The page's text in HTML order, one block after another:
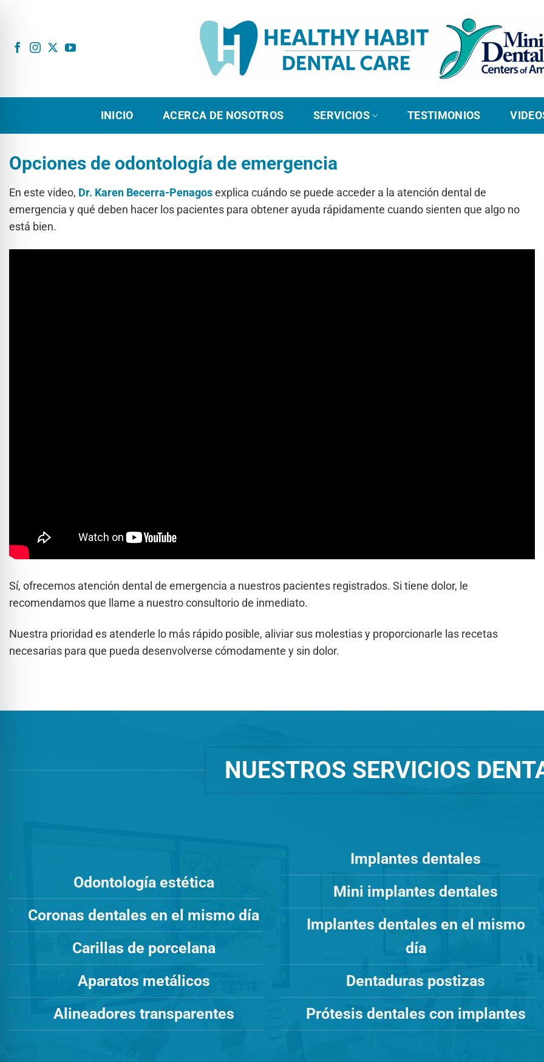
contenido
INICIO ACERCA DE NOSOTROS SERVICIOS TESTIMONIOS
Opciones de odontología de emergencia
En este video, Dr. Karen Becerra-Penagos explica cuándo se puede acceder a la atención dental de
emergencia y qué deben hacer los pacientes para obtener ayuda rápidamente cuando sienten que algo no
está bien.
Sí, ofrecemos atención dental de emergencia a nuestros pacientes registrados. Si tiene dolor, le
recomendamos que llame a nuestro consultorio de inmediato.
Nuestra prioridad es atenderle lo más rápido posible, aliviar sus molestias y proporcionarle las recetas
necesarias para que pueda desenvolverse cómodamente y sin dolor.
NUESTROS SERVICIOS
Odontología estética
Coronas dentales en el mismo día
Carillas de porcelana
Aparatos metálicos
Alineadores transparentes
Implantes dentales
Mini implantes dentales
Implantes dentales en el mismo
día
Dentaduras postizas
Prótesis dentales con implantes